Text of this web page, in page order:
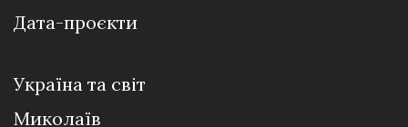
Дата-проєкти
Україна та світ
Миколаїв